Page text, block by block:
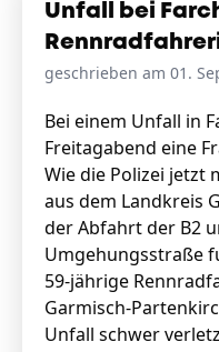
Unfall bei
geschrieben am 01.
Bei einem Unfall in
Freitagabend eine
Wie die Polizei jetzt
aus dem Landkreis
der Abfahrt der B2
Umgehungsstraße
59-jährige
Garmisch-
Unfall schwer